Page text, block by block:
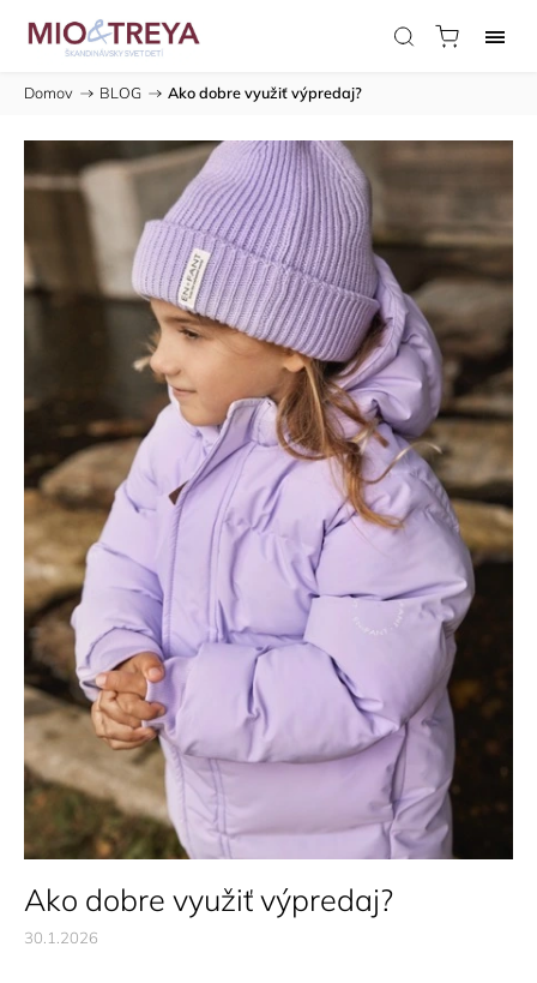
Domov / BLOG / Ako dobre využiť výpredaj?
Ako dobre využiť výpredaj?
30.1.2026